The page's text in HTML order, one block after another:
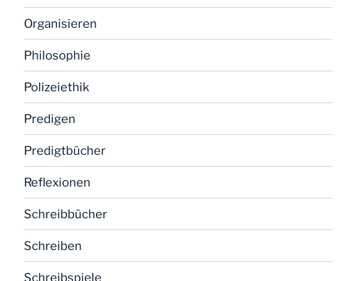
Organisieren
Philosophie
Polizeiethik
Predigen
Predigtbücher
Reflexionen
Schreibbücher
Schreiben
Schreibspiele